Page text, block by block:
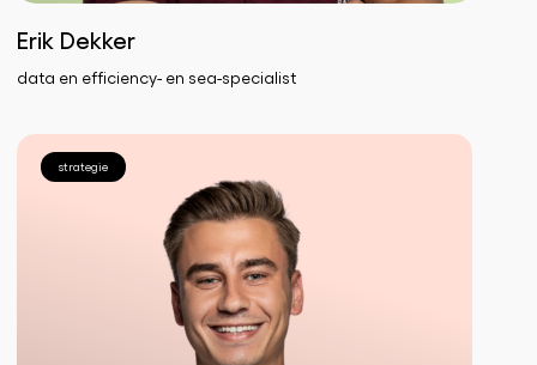
Erik Dekker
data en efficiency- en sea-specialist
strategie